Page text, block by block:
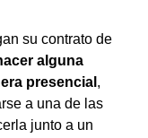
su contrato de
alguna
presencial ,
a una de las
junto a un